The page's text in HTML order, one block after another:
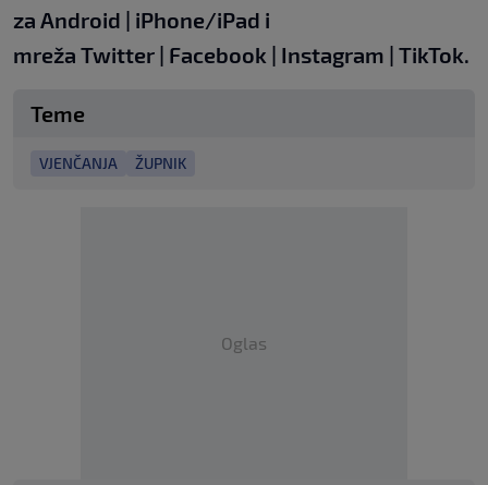
za Android | iPhone/iPad i
mreža Twitter | Facebook | Instagram | TikTok.
Teme
VJENČANJA ŽUPNIK
Oglas